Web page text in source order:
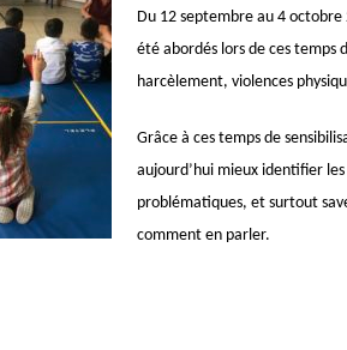
Du 12 septembre au 4
été abordés lors de ces temps
harcèlement, violences
Grâce à ces temps de
aujourd’hui mieux identifier
problématiques, et surtout
comment en parler.